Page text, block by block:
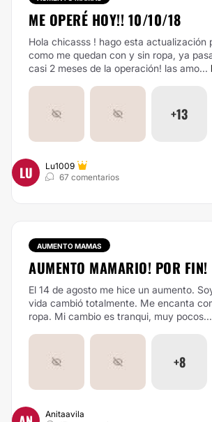
ME OPERÉ HOY!! 10/10/18
Hola chicasss ! hago esta actualización
como me quedan con y sin ropa, ya
casi 2 meses de la operación! las amo...
+13
LU
Lu1009
67 comentarios
AUMENTO MAMAS
AUMENTO MAMARIO! POR FIN!
El 14 de agosto me hice un aumento.
vida cambió totalmente. Me encanta
ropa. Mi cambio es tranqui, muy pocos...
+8
Anitaavila